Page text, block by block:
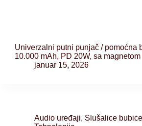
Univerzalni putni punjač / pomoćna
10.000 mAh, PD 20W, sa magnetom
januar 15, 2026
Audio uređaji, Slušalice bubice